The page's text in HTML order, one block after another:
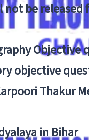
be released
objective
Thakur
in Bihar